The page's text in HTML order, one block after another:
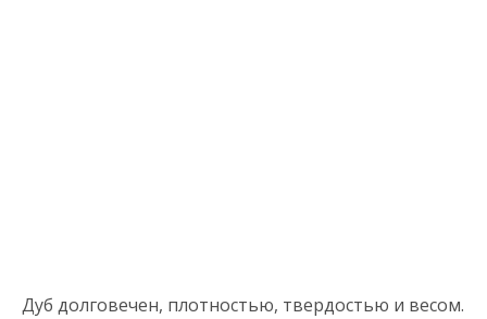
Дуб долговечен, плотностью, твердостью и весом.